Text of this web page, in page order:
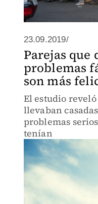
23.09.2019/
Parejas que
problemas
son más
El estudio
llevaban
problemas
tenían